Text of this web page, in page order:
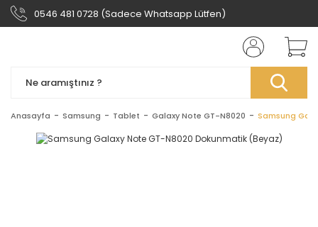
0546 481 0728 (Sadece Whatsapp Lütfen)
Anasayfa Samsung Tablet Galaxy Note GT-N8020 Samsung